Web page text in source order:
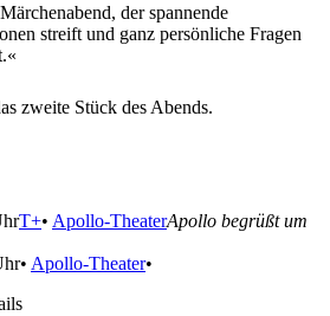
der spannende
streift und ganz persönliche Fragen
zweite Stück des Abends.
T+• Apollo-TheaterApollo begrüßt um
• Apollo-Theater•